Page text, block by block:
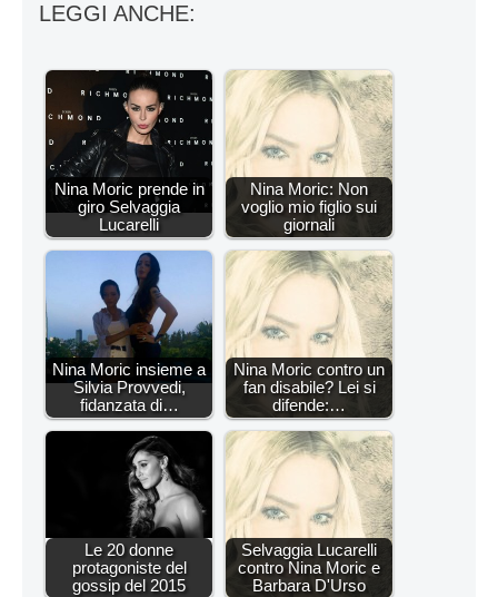
LEGGI ANCHE:
Nina Moric prende in
giro Selvaggia
Lucarelli
Nina Moric: Non
voglio mio figlio sui
giornali
Nina Moric insieme a
Silvia Provvedi,
fidanzata di…
Nina Moric contro un
fan disabile? Lei si
difende:…
Le 20 donne
protagoniste del
gossip del 2015
Selvaggia Lucarelli
contro Nina Moric e
Barbara D'Urso